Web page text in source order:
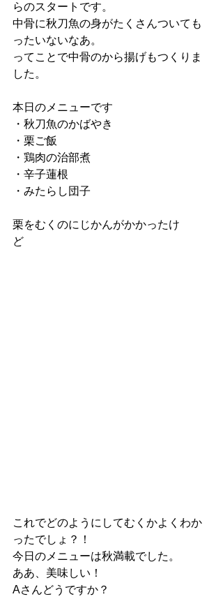
らのスタートです。
中骨に秋刀魚の身がたくさんついても
ったいないなあ。
ってことで中骨のから揚げもつくりま
した。
本日のメニューです
・秋刀魚のかばやき
・栗ご飯
・鶏肉の治部煮
・辛子蓮根
・みたらし団子
栗をむくのにじかんがかかったけ
ど
これでどのようにしてむくかよくわか
ったでしょ？！
今日のメニューは秋満載でした。
ああ、美味しい！
Aさんどうですか？